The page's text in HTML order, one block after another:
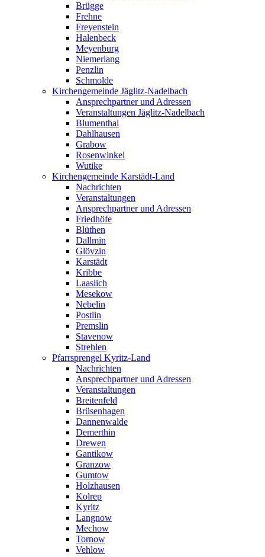
Brügge
Frehne
Freyenstein
Halenbeck
Meyenburg
Niemerlang
Penzlin
Schmolde
Kirchengemeinde Jäglitz-Nadelbach
Ansprechpartner und Adressen
Veranstaltungen Jäglitz-Nadelbach
Blumenthal
Dahlhausen
Grabow
Rosenwinkel
Wutike
Kirchengemeinde Karstädt-Land
Nachrichten
Veranstaltungen
Ansprechpartner und Adressen
Friedhöfe
Blüthen
Dallmin
Glövzin
Karstädt
Kribbe
Laaslich
Mesekow
Nebelin
Postlin
Premslin
Stavenow
Strehlen
Pfarrsprengel Kyritz-Land
Nachrichten
Ansprechpartner und Adressen
Veranstaltungen
Breitenfeld
Brüsenhagen
Dannenwalde
Demerthin
Drewen
Gantikow
Granzow
Gumtow
Holzhausen
Kolrep
Kyritz
Langnow
Mechow
Tornow
Vehlow